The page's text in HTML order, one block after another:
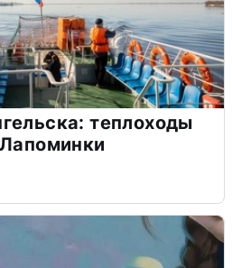
теплоходы